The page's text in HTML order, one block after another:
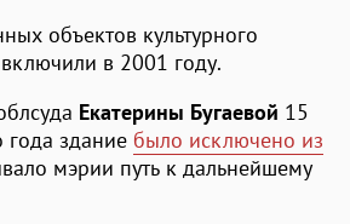
объектов культурного
в 2001 году.
Екатерины Бугаевой 15
здание было исключено из
мэрии путь к дальнейшему